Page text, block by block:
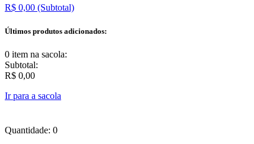
R$ 0,00 (Subtotal)
Últimos produtos adicionados:
0 item na sacola:
Subtotal:
R$ 0,00
Ir para a sacola
Quantidade: 0